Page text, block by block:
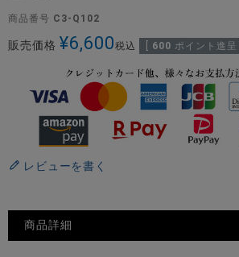
商品番号 C3-Q102
販売価格 ¥6,600税込 600 ポイント進呈 ]
レビューを書く
商品詳細